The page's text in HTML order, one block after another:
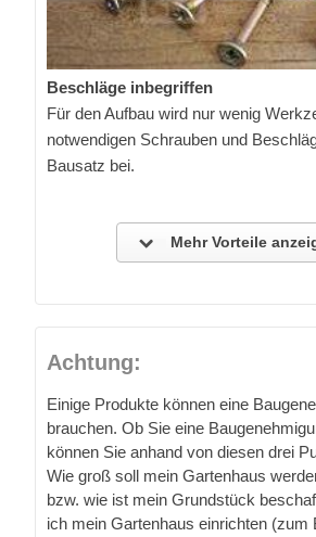
Beschläge inbegriffen
Für den Aufbau wird nur wenig
notwendigen Schrauben und
Bausatz bei.
Mehr Vorteile
Achtung:
Einige Produkte können eine
brauchen. Ob Sie eine
können Sie anhand von diesen drei
Wie groß soll mein Gartenhaus
bzw. wie ist mein Grundstück
ich mein Gartenhaus einrichten (zum